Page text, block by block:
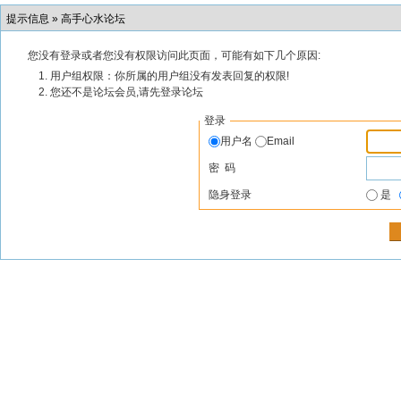
提示信息 » 高手心水论坛
您没有登录或者您没有权限访问此页面，可能有如下几个原因:
用户组权限：你所属的用户组没有发表回复的权限!
您还不是论坛会员,请先登录论坛
登录
用户名
Email
密 码
隐身登录 是